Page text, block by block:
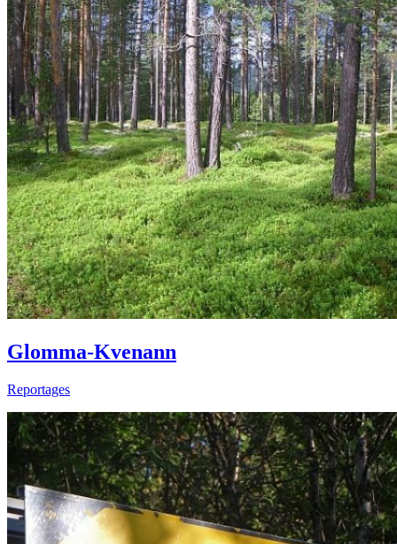
Glomma-Kvenann
Reportages